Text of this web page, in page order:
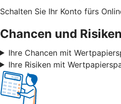
Schalten Sie Ihr Konto fürs
Chancen und Risiken
Ihre Chancen mit
Ihre Risiken mit